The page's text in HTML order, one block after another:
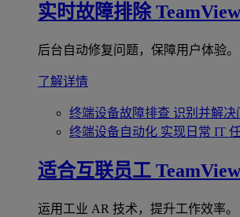
实时故障排除
后台自动修复问题，保障用户体验。
了解详情
终端设备故障排查 识别并解决
终端设备自动化 实现日常 IT
适合互联员工
运用工业 AR 技术，提升工作效率。